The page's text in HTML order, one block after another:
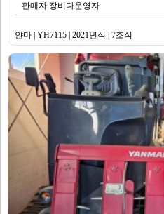
판매자 장비다운영자
얀마 | YH7115 | 2021년식 | 7조식